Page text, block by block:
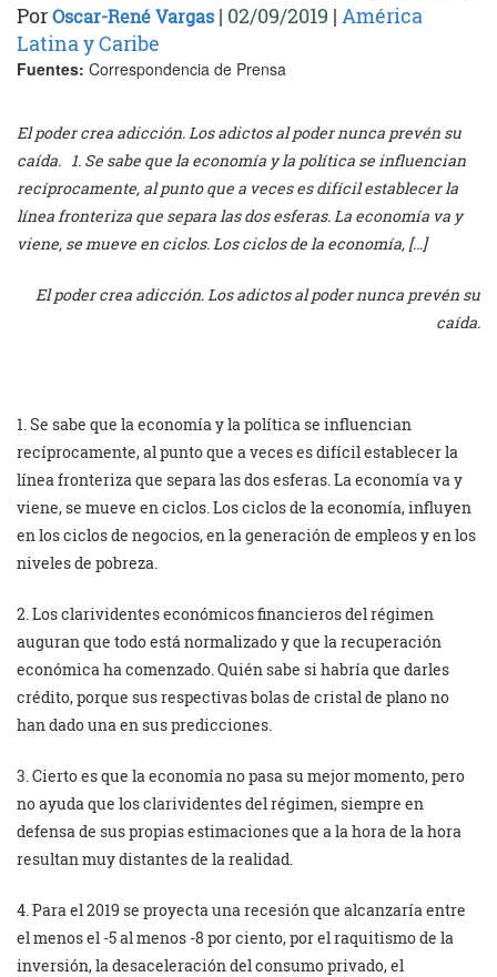
PorOscar-René Vargas | 02/09/2019 | América
Latina y Caribe
Fuentes: Correspondencia de Prensa
El poder crea adicción. Los adictos al poder nunca prevén su
caída. 1. Se sabe que la economía y la política se influencian
recíprocamente, al punto que a veces es difícil establecer la
línea fronteriza que separa las dos esferas. La economía va y
viene, se mueve en ciclos. Los ciclos de la economía, […]
El poder crea adicción. Los adictos al poder nunca prevén su
caída.
1. Se sabe que la economía y la política se influencian
recíprocamente, al punto que a veces es difícil establecer la
línea fronteriza que separa las dos esferas. La economía va y
viene, se mueve en ciclos. Los ciclos de la economía, influyen
en los ciclos de negocios, en la generación de empleos y en los
niveles de pobreza.
2. Los clarividentes económicos financieros del régimen
auguran que todo está normalizado y que la recuperación
económica ha comenzado. Quién sabe si habría que darles
crédito, porque sus respectivas bolas de cristal de plano no
han dado una en sus predicciones.
3. Cierto es que la economía no pasa su mejor momento, pero
no ayuda que los clarividentes del régimen, siempre en
defensa de sus propias estimaciones que a la hora de la hora
resultan muy distantes de la realidad.
4. Para el 2019 se proyecta una recesión que alcanzaría entre
el menos el -5 al menos -8 por ciento, por el raquitismo de la
inversión, la desaceleración del consumo privado, el